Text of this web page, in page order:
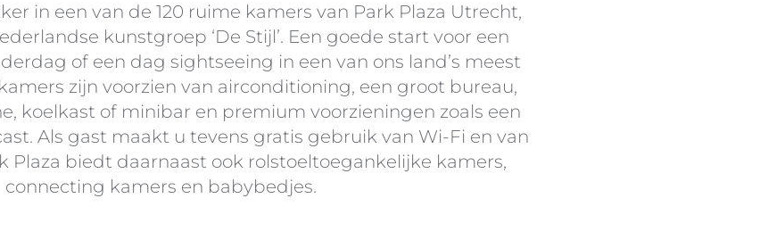
in een van de 120 ruime kamers van Park Plaza Utrecht,
kunstgroep ‘De Stijl’. Een goede start voor een
of een dag sightseeing in een van ons land’s meest
zijn voorzien van airconditioning, een groot bureau,
koelkast of minibar en premium voorzieningen zoals een
Als gast maakt u tevens gratis gebruik van Wi-Fi en van
Plaza biedt daarnaast ook rolstoeltoegankelijke kamers,
connecting kamers en babybedjes.